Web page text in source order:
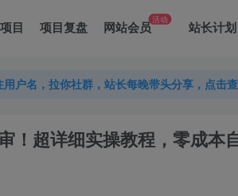
目 项目复盘 网站会员活动 站长计划
户名，拉你社群，站长每晚带头分享，点击查
户名，拉你社群，站长每晚带头分享，点击查
！超详细实操教程，零成本